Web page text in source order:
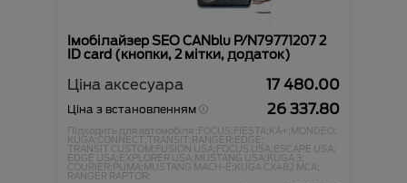
Імобілайзер SEO CANblu P/N79771207 2
ID card (кнопки, 2 мітки, додаток)
Ціна аксесуара 17 480.00
Ціна з встановленням 26 337.80
Підходить для автомобіля :FOCUS;FIESTA;KA+;MONDEO;
KUGA;CONNECT;TRANSIT;RANGER;EDGE;
TRANSIT CUSTOM;FUSION USA;FOCUS USA;ESCAPE USA;
EDGE USA;EXPLORER USA;MUSTANG USA;KUGA 3;
COURIER;PUMA;MUSTANG MACH-E;KUGA CX482 MCA;
RANGER RAPTOR;